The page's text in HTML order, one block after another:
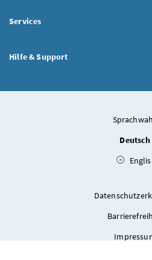
Services
Hilfe & Support
Deutsch